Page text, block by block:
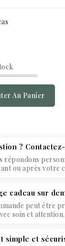
Au Panier
?
répondons
ou après votre
cadeau sur
peut être
soin et attention.
simple et